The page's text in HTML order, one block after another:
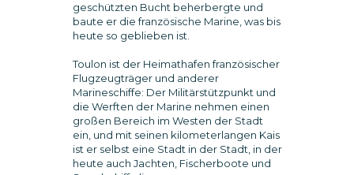
geschützten Bucht beherbergte und
baute er die französische Marine, was bis
heute so geblieben ist.
Toulon ist der Heimathafen französischer
Flugzeugträger und anderer
Marineschiffe: Der Militärstützpunkt und
die Werften der Marine nehmen einen
großen Bereich im Westen der Stadt
ein, und mit seinen kilometerlangen Kais
ist er selbst eine Stadt in der Stadt, in der
heute auch Jachten, Fischerboote und